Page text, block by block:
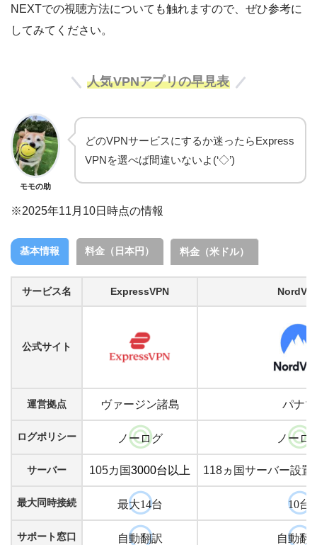
NEXTでの視聴方法についても触れますので、ぜひ参考に
してみてください。
人気VPNアプリの早見表
モモの助
どのVPNサービスにするか迷ったらExpress
VPNを選べば間違いないよ(‘◇’)ゞ
※2025年11月10日時点の情報
基本情報 料金（日本円） 料金（米ドル）
サービス名 ExpressVPN
公式サイト
運営拠点 ヴァージン諸島 パナマ
ログポリシー ノーログ ノーロ
サーバー 105カ国3000台以上 118ヵ国サーバー設置
最大同時接続 最大14台 10台
サポート窓口 自動翻訳 自動翻